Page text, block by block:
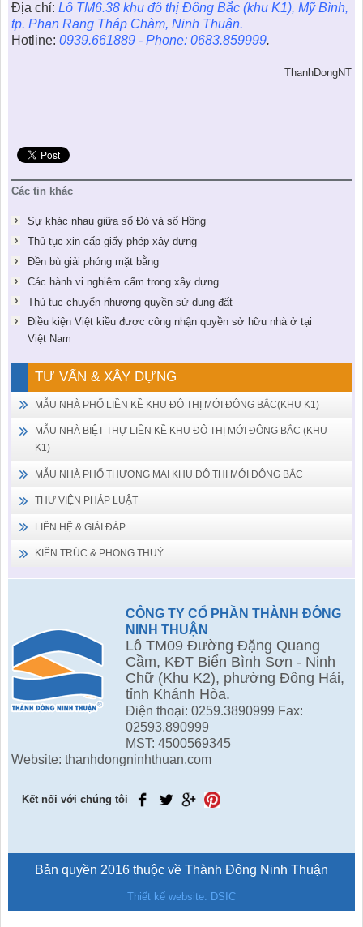
Địa chỉ:Lô TM6.38 khu đô thị Đông Bắc (khu K1), Mỹ Bình,
tp. Phan Rang Tháp Chàm, Ninh Thuận.
Hotline: 0939.661889 - Phone: 0683.859999.
ThanhDongNT
Các tin khác
Sự khác nhau giữa sổ Đỏ và sổ Hồng
Thủ tục xin cấp giấy phép xây dựng
Đền bù giải phóng mặt bằng
Các hành vi nghiêm cấm trong xây dựng
Thủ tục chuyển nhượng quyền sử dụng đất
Điều kiện Việt kiều được công nhận quyền sở hữu nhà ở tại
Việt Nam
TƯ VẤN & XÂY DỰNG
MẪU NHÀ PHỐ LIỀN KỀ KHU ĐÔ THỊ MỚI ĐÔNG BẮC(KHU K1)
MẪU NHÀ BIỆT THỰ LIỀN KỀ KHU ĐÔ THỊ MỚI ĐÔNG BẮC (KHU
K1)
MẪU NHÀ PHỐ THƯƠNG MẠI KHU ĐÔ THỊ MỚI ĐÔNG BẮC
THƯ VIỆN PHÁP LUẬT
LIÊN HỆ & GIẢI ĐÁP
KIẾN TRÚC & PHONG THUỶ
CÔNG TY CỔ PHẦN THÀNH ĐÔNG
NINH THUẬN
Lô TM09 Đường Đặng Quang
Cầm, KĐT Biển Bình Sơn - Ninh
Chữ (Khu K2), phường Đông Hải,
tỉnh Khánh Hòa.
Điện thoại: 0259.3890999 Fax:
02593.890999
MST: 4500569345
Website: thanhdongninhthuan.com
Kết nối với chúng tôi
Bản quyền 2016 thuộc về Thành Đông Ninh Thuận
Thiết kế website: DSIC